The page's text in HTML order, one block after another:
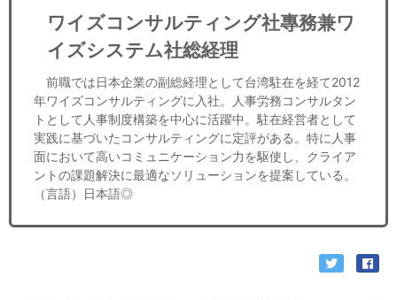
ワイズコンサルティング社專務兼ワ
イズシステム社総経理
前職では日本企業の副総経理として台湾駐在を経て2012
年ワイズコンサルティングに入社。人事労務コンサルタン
トとして人事制度構築を中心に活躍中。駐在経営者として
実践に基づいたコンサルティングに定評がある。特に人事
面において高いコミュニケーション力を駆使し、クライア
ントの課題解決に最適なソリューションを提案している。
（言語）日本語◎